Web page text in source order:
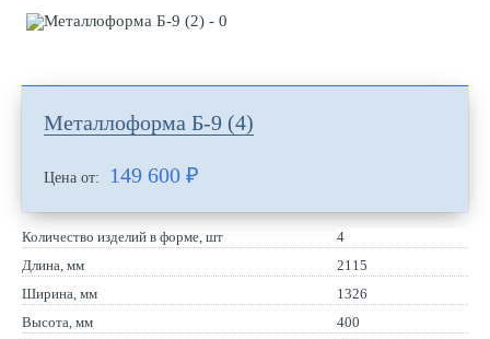
Металлоформа Б-9 (4)
Цена от: 149 600 ₽
Количество изделий в форме, шт
4
Длина, мм
2115
Ширина, мм
1326
Высота, мм
400